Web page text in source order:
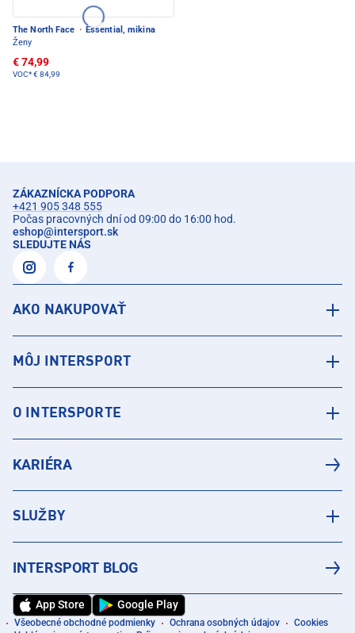
The North Face · Essential, mikina
Ženy
€ 74,99
VOC*€ 84,99
ZÁKAZNÍCKA PODPORA
+421 905 348 555
Počas pracovných dní od 09:00 do 16:00 hod.
eshop@intersport.sk
SLEDUJTE NÁS
AKO NAKUPOVAŤ
MÔJ INTERSPORT
O INTERSPORTE
KARIÉRA
SLUŽBY
INTERSPORT BLOG
App Store Google Play
Všeobecné obchodné podmienky Ochrana osobných údajov
Cookies